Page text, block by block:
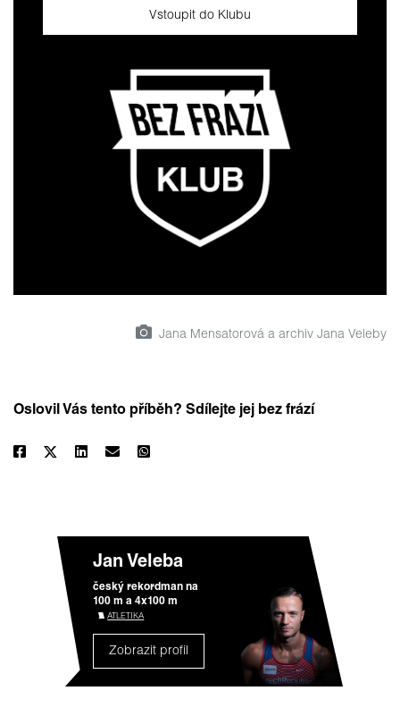
Vstoupit do Klubu
Jana Mensatorová a archiv Jana Veleby
Oslovil Vás tento příběh? Sdílejte jej bez frází
Jan Veleba
český rekordman na
100 m a 4x100 m
ATLETIKA
Zobrazit profil